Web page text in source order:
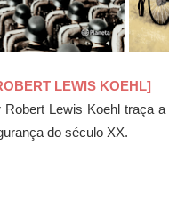
LEWIS KOEHL]
Robert Lewis Koehl traça
do século XX.